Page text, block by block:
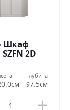
Шкаф
2D
Глубина
97.5см